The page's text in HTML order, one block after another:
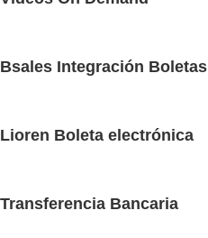
Bsales Integración Boletas
Lioren Boleta electrónica
Transferencia Bancaria